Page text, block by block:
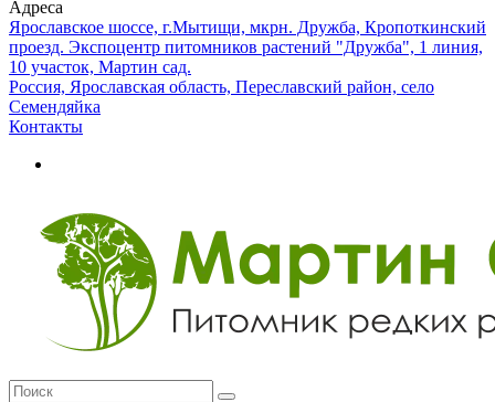
Адреса
Ярославское шоссе, г.Мытищи, мкрн. Дружба, Кропоткинский
проезд. Экспоцентр питомников растений "Дружба", 1 линия,
10 участок, Мартин сад.
Россия, Ярославская область, Переславский район, село
Семендяйка
Контакты